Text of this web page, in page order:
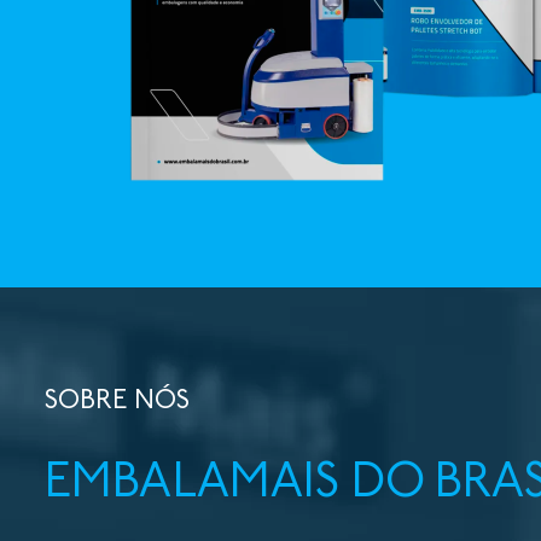
SOBRE NÓS
EMBALAMAIS DO